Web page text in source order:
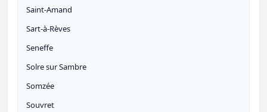
Saint-Amand
Sart-à-Rèves
Seneffe
Solre sur Sambre
Somzée
Souvret